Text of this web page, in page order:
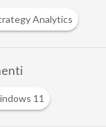
Analytics
11